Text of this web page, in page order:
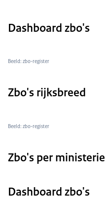
Dashboard zbo's
Beeld: zbo-register
Zbo's rijksbreed
Beeld: zbo-register
Zbo's per ministerie
Dashboard zbo's